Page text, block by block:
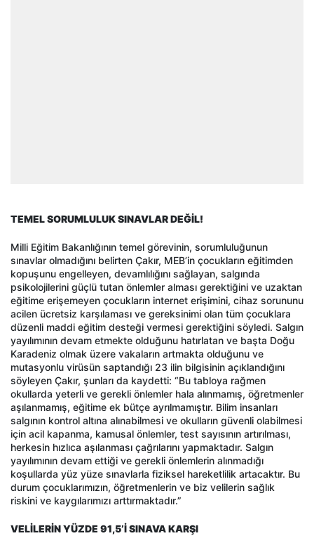
TEMEL SORUMLULUK SINAVLAR DEĞİL!
Milli Eğitim Bakanlığının temel görevinin, sorumluluğunun
sınavlar olmadığını belirten Çakır, MEB’in çocukların eğitimden
kopuşunu engelleyen, devamlılığını sağlayan, salgında
psikolojilerini güçlü tutan önlemler alması gerektiğini ve uzaktan
eğitime erişemeyen çocukların internet erişimini, cihaz sorununu
acilen ücretsiz karşılaması ve gereksinimi olan tüm çocuklara
düzenli maddi eğitim desteği vermesi gerektiğini söyledi. Salgın
yayılımının devam etmekte olduğunu hatırlatan ve başta Doğu
Karadeniz olmak üzere vakaların artmakta olduğunu ve
mutasyonlu virüsün saptandığı 23 ilin bilgisinin açıklandığını
söyleyen Çakır, şunları da kaydetti: “Bu tabloya rağmen
okullarda yeterli ve gerekli önlemler hala alınmamış, öğretmenler
aşılanmamış, eğitime ek bütçe ayrılmamıştır. Bilim insanları
salgının kontrol altına alınabilmesi ve okulların güvenli olabilmesi
için acil kapanma, kamusal önlemler, test sayısının artırılması,
herkesin hızlıca aşılanması çağrılarını yapmaktadır. Salgın
yayılımının devam ettiği ve gerekli önlemlerin alınmadığı
koşullarda yüz yüze sınavlarla fiziksel hareketlilik artacaktır. Bu
durum çocuklarımızın, öğretmenlerin ve biz velilerin sağlık
riskini ve kaygılarımızı arttırmaktadır.”
VELİLERİN YÜZDE 91,5’İ SINAVA KARŞI